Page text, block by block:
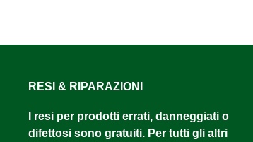
RESI & RIPARAZIONI
I resi per prodotti errati, danneggiati o
difettosi sono gratuiti. Per tutti gli altri